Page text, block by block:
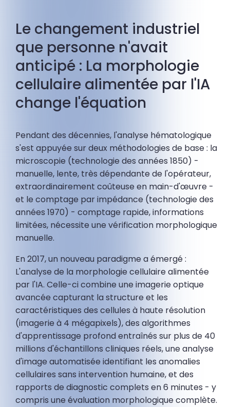
Le changement industriel
que personne n'avait
anticipé : La morphologie
cellulaire alimentée par l'IA
change l'équation
Pendant des décennies, l'analyse hématologique
s'est appuyée sur deux méthodologies de base : la
microscopie (technologie des années 1850) -
manuelle, lente, très dépendante de l'opérateur,
extraordinairement coûteuse en main-d'œuvre -
et le comptage par impédance (technologie des
années 1970) - comptage rapide, informations
limitées, nécessite une vérification morphologique
manuelle.
En 2017, un nouveau paradigme a émergé :
L'analyse de la morphologie cellulaire alimentée
par l'IA. Celle-ci combine une imagerie optique
avancée capturant la structure et les
caractéristiques des cellules à haute résolution
(imagerie à 4 mégapixels), des algorithmes
d'apprentissage profond entraînés sur plus de 40
millions d'échantillons cliniques réels, une analyse
d'image automatisée identifiant les anomalies
cellulaires sans intervention humaine, et des
rapports de diagnostic complets en 6 minutes - y
compris une évaluation morphologique complète.